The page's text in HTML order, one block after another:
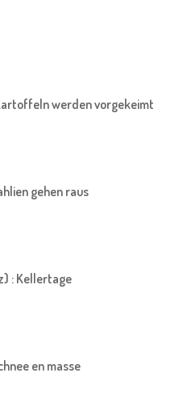
werden vorgekeimt
gehen raus
: Kellertage
en masse